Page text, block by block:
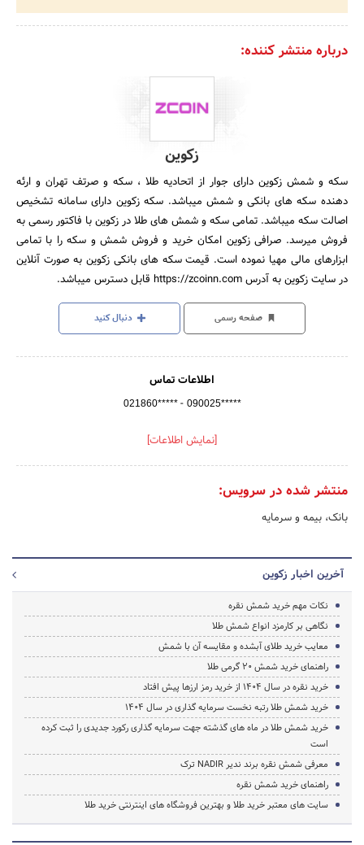
درباره منتشر کننده:
زکوین
سکه و شمش زکوین دارای جوار از اتحادیه طلا ، سکه و صرتف تهران و ارئه
دهنده سکه های بانکی و شمش میباشد. سکه زکوین دارای سامانه تشخیص
اصالت سکه میباشد. تمامی سکه و شمش های طلا در زکوین با فاکتور رسمی به
فروش میرسد. صرافی زکوین امکان خرید و فروش شمش و سکه را با تمامی
ابزارهای مالی مهیا نموده است. قیمت سکه های بانکی زکوین به صورت آنلاین
در سایت زکوین به آدرس https://zcoinn.com قابل دسترس میباشد.
صفحه رسمی دنبال کنید
اطلاعات تماس
021860***** - 090025*****
[نمایش اطلاعات]
منتشر شده در سرویس:
بانک، بیمه و سرمایه
آخرین اخبار زکوین
نکات مهم خرید شمش نقره
نگاهی بر کارمزد انواع شمش طلا
معایب خرید طلای آبشده و مقایسه آن با شمش
راهنمای خرید شمش 20 گرمی طلا
خرید نقره در سال 1404 از خرید رمز ارزها پیش افتاد
خرید شمش طلا رتبه نخست سرمایه گذاری در سال 1404
خرید شمش طلا در ماه های گذشته جهت سرمایه گذاری رکورد جدیدی را ثبت کرده
است
معرفی شمش نقره برند ندیر NADIR ترک
راهنمای خرید شمش نقره
سایت های معتبر خرید طلا و بهترین فروشگاه های اینترنتی خرید طلا